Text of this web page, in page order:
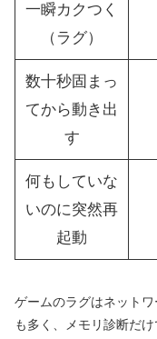
一瞬カクつく
（ラグ）
数十秒固まっ
てから動き出
す
何もしていな
いのに突然再
起動
ゲームのラグはネット
も多く、メモリ診断だ